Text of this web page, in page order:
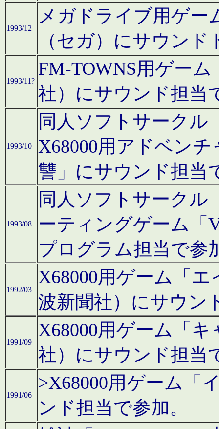
1993/12
メガドライブ用ゲー
（セガ）にサウン
1993/11?
FM-TOWNS用ゲー
社）にサウンド担当
1993/10
同人ソフトサークル
X68000用アドベン
讐」にサウンド担当
1993/08
同人ソフトサークル
ーティングゲーム「
プログラム担当で参
1992/03
X68000用ゲーム「
波新聞社）にサウン
1991/09
X68000用ゲーム「
社）にサウンド担当
1991/06
>X68000用ゲーム「
ンド担当で参加。